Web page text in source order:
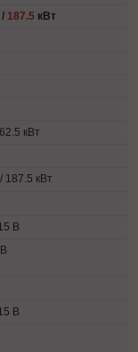
187.5 кВт
кВт
187.5 кВт
В
В